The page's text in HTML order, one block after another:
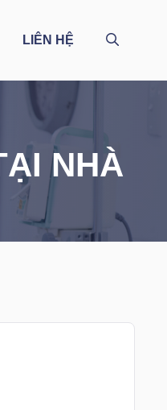
LIÊN HỆ
NHÀ